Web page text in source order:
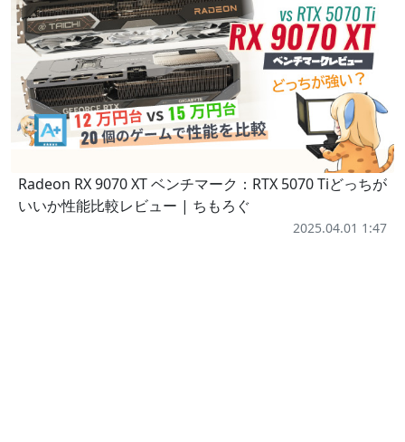
Radeon RX 9070 XT ベンチマーク：RTX 5070 Tiどっちが
いいか性能比較レビュー | ちもろぐ
2025.04.01 1:47